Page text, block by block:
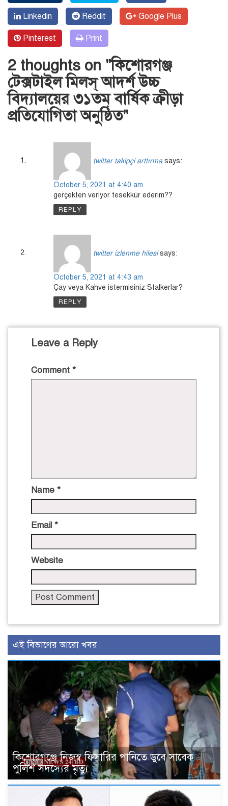
Linkedin Reddit Google Plus
Pinterest Print
2 thoughts on "কিশোরগঞ্জ
টেক্সটাইল মিলস্ আদর্শ উচ্চ
বিদ্যালয়ের ৩১তম বার্ষিক ক্রীড়া
প্রতিযোগিতা অনুষ্ঠিত"
twitter takipçi arttırma says:
October 5, 2021 at 4:40 am
gerçekten veriyor tesekkür ederim??
REPLY
twitter izlenme hilesi says:
October 5, 2021 at 4:43 am
Çay veya Kahve istermisiniz Stalkerlar?
REPLY
Leave a Reply
Comment *
Name *
Email *
Website
এই বিভাগের আরো খবর
কিশোরগঞ্জে নিজস্ব ফিসারির পানিতে ডুবে সাবেক
পুলিশ সদস্যের মৃত্যু